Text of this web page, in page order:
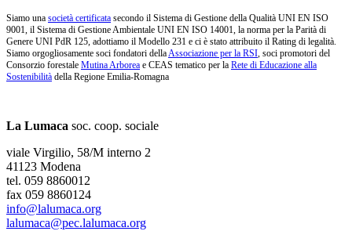
Siamo una società certificata secondo il Sistema di Gestione della Qualità UNI EN ISO
9001, il Sistema di Gestione Ambientale UNI EN ISO 14001, la norma per la Parità di
Genere UNI PdR 125, adottiamo il Modello 231 e ci è stato attribuito il Rating di legalità.
Siamo orgogliosamente soci fondatori dellaAssociazione per la RSI, soci promotori del
Consorzio forestale Mutina Arborea e CEAS tematico per la Rete di Educazione alla
Sostenibilità della Regione Emilia-Romagna
La Lumaca soc. coop. sociale
viale Virgilio, 58/M interno 2
41123 Modena
tel. 059 8860012
fax 059 8860124
info@lalumaca.org
lalumaca@pec.lalumaca.org